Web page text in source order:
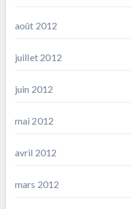
août 2012
juillet 2012
juin 2012
mai 2012
avril 2012
mars 2012